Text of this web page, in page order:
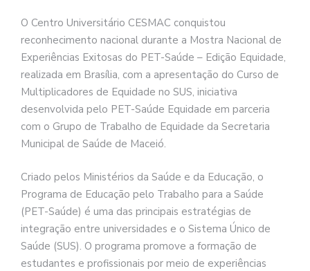
O Centro Universitário CESMAC conquistou
reconhecimento nacional durante a Mostra Nacional de
Experiências Exitosas do PET-Saúde – Edição Equidade,
realizada em Brasília, com a apresentação do Curso de
Multiplicadores de Equidade no SUS, iniciativa
desenvolvida pelo PET-Saúde Equidade em parceria
com o Grupo de Trabalho de Equidade da Secretaria
Municipal de Saúde de Maceió.
Criado pelos Ministérios da Saúde e da Educação, o
Programa de Educação pelo Trabalho para a Saúde
(PET-Saúde) é uma das principais estratégias de
integração entre universidades e o Sistema Único de
Saúde (SUS). O programa promove a formação de
estudantes e profissionais por meio de experiências